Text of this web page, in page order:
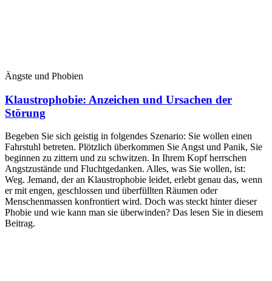
Ängste und Phobien
Klaustrophobie: Anzeichen und Ursachen der
Störung
Begeben Sie sich geistig in folgendes Szenario: Sie wollen einen
Fahrstuhl betreten. Plötzlich überkommen Sie Angst und Panik, Sie
beginnen zu zittern und zu schwitzen. In Ihrem Kopf herrschen
Angstzustände und Fluchtgedanken. Alles, was Sie wollen, ist:
Weg. Jemand, der an Klaustrophobie leidet, erlebt genau das, wenn
er mit engen, geschlossen und überfüllten Räumen oder
Menschenmassen konfrontiert wird. Doch was steckt hinter dieser
Phobie und wie kann man sie überwinden? Das lesen Sie in diesem
Beitrag.